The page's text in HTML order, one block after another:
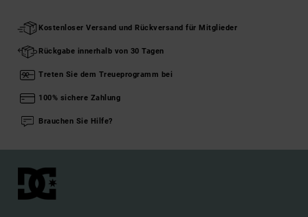
Kostenloser Versand und Rückversand für Mitglieder
Rückgabe innerhalb von 30 Tagen
Treten Sie dem Treueprogramm bei
100% sichere Zahlung
Brauchen Sie Hilfe?